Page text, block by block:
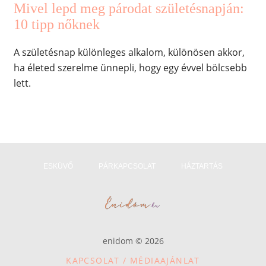
Mivel lepd meg párodat születésnapján:
10 tipp nőknek
A születésnap különleges alkalom, különösen akkor,
ha életed szerelme ünnepli, hogy egy évvel bölcsebb
lett.
enidom © 2026
KAPCSOLAT / MÉDIAAJÁNLAT